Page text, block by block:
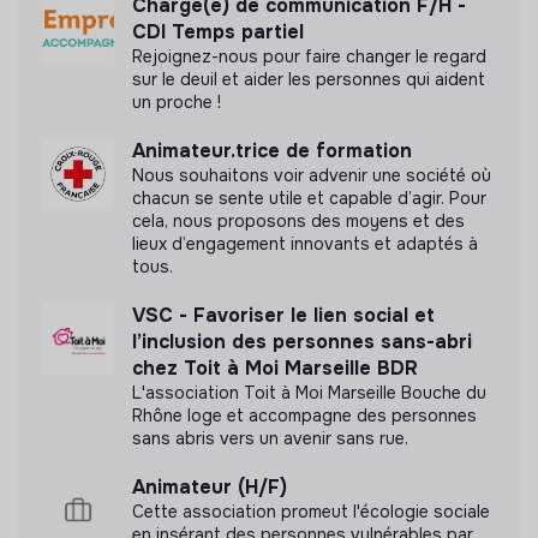
Pour permettre aux échanges et aux coopérations de
se poursuivre après les rencontres, tu contribueras à
documenter les actions réalisées.
recueillir les retours, ressentis et témoignages des
participants
prendre des photos, réaliser de courtes vidéos ou
enregistrer des paroles
produire des notes, synthèses ou comptes rendus
contribuer à la création de contenus présentant les
initiatives rencontrées
partager les enseignements et récits issus des
aider à valoriser les acteurs et projets du territoire
maintenir le lien avec les personnes qui ne peuvent
pas participer physiquement
Organisme d’accueil :association kinTRIBE
Lieu principal :La Cité Bleue, Bordeaux
Volume :24 heures par semaine
Rythme habituel :lundi, mardi, jeudi et vendredi, de 10 h
ponctuellement Nouvelle-Aquitaine
Labels et certifications
Cette structure n'a pas souhaité nous
communiquer les labels ou certifications qu'elle a
pu obtenir.
Documents
N'a pas encore communiqué de documents de
transparence
CDI Temps partiel
Rejoignez-nous pour faire changer le regard
sur le deuil et aider les personnes qui aident
un proche !
Animateur.trice de formation
Nous souhaitons voir advenir une société où
chacun se sente utile et capable d’agir. Pour
cela, nous proposons des moyens et des
lieux d’engagement innovants et adaptés à
tous.
VSC - Favoriser le lien social et
l’inclusion des personnes sans-abri
chez Toit à Moi Marseille BDR
L'association Toit à Moi Marseille Bouche du
Rhône loge et accompagne des personnes
sans abris vers un avenir sans rue.
Animateur (H/F)
Cette association promeut l'écologie sociale